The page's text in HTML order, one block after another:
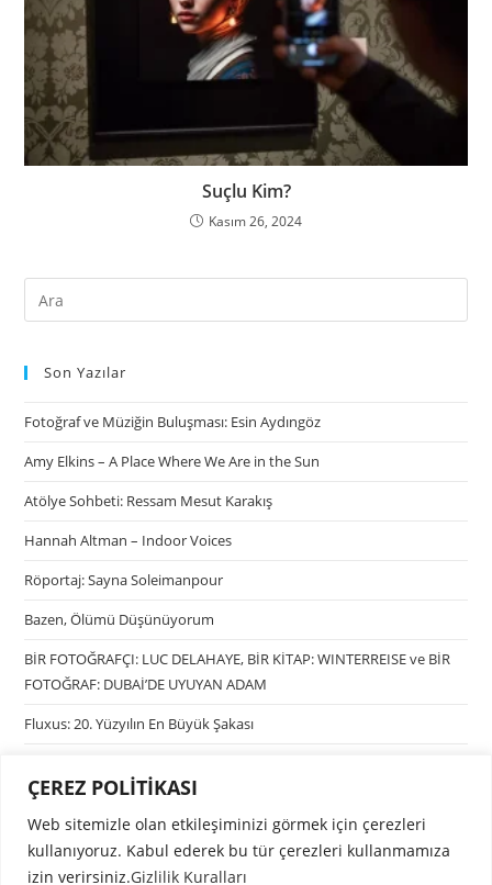
ÇEREZ POLİTİKASI
Web sitemizle olan etkileşiminizi görmek için çerezleri
kullanıyoruz. Kabul ederek bu tür çerezleri kullanmamıza
izin verirsiniz.Gizlilik Kuralları
Suçlu Kim?
Kasım 26, 2024
Son Yazılar
Fotoğraf ve Müziğin Buluşması: Esin Aydıngöz
Amy Elkins – A Place Where We Are in the Sun
Atölye Sohbeti: Ressam Mesut Karakış
Hannah Altman – Indoor Voices
Röportaj: Sayna Soleimanpour
Bazen, Ölümü Düşünüyorum
BİR FOTOĞRAFÇI: LUC DELAHAYE, BİR KİTAP: WINTERREISE ve BİR
FOTOĞRAF: DUBAİ’DE UYUYAN ADAM
Fluxus: 20. Yüzyılın En Büyük Şakası
Kategoriler
Kategori seçin